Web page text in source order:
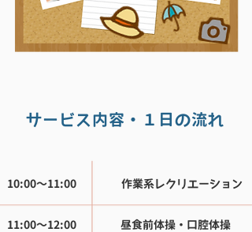
サービス内容・１日の流れ
10:00〜11:00 作業系レクリエーション
11:00〜12:00 昼食前体操・口腔体操